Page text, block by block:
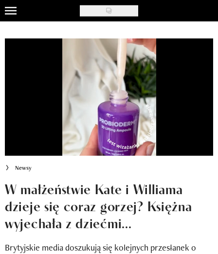
Skip
to
main
Newsy
Newsletter
Wizaz Summer Influ School
Newsy
W małżeństwie Kate i Williama
dzieje się coraz gorzej? Księżna
wyjechała z dziećmi...
Brytyjskie media doszukują się kolejnych przesłanek o